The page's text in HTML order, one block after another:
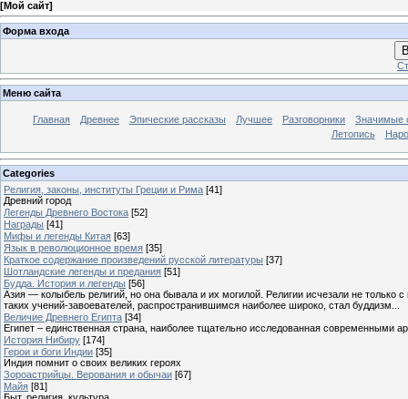
[Мой сайт]
Форма входа
Меню сайта
Главная Древнее Эпические рассказы Лучшее Разговорники
Значимые
Летопись
Categories
Религия, законы, институты Греции и Рима [41]
Древний город
Легенды Древнего Востока [52]
Награды [41]
Мифы и легенды Китая [63]
Язык в революционное время [35]
Краткое содержание произведений русской литературы [37]
Шотландские легенды и предания [51]
Будда. История и легенды [56]
Азия — колыбель религий, но она бывала и их могилой. Религии исчезали не
таких учений-завоевателей, распространившимся наиболее широко, стал буддизм...
Величие Древнего Египта [34]
Египет – единственная страна, наиболее тщательно исследованная современными
История Нибиру [174]
Герои и боги Индии [35]
Индия помнит о своих великих героях
Зороастрийцы. Верования и обычаи [67]
Майя [81]